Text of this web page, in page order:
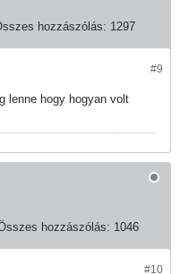
hozzászólás: 1297
#9
lenne hogy hogyan volt
hozzászólás: 1046
#10